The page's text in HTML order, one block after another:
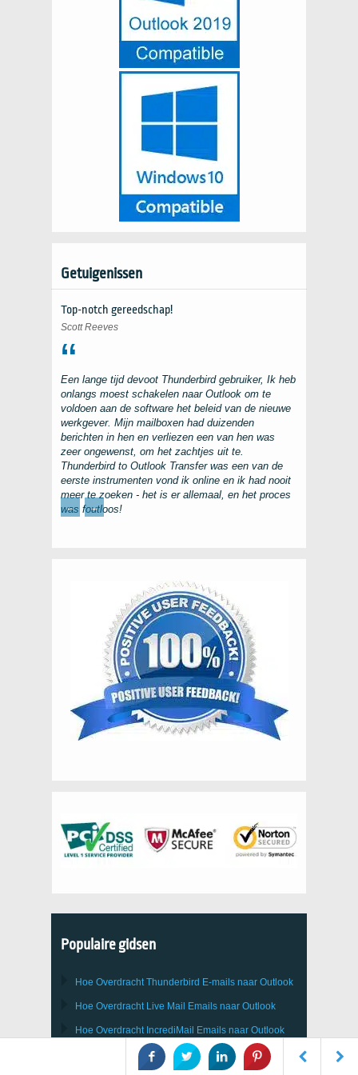
Getuigenissen
Top-notch gereedschap!
Scott Reeves
Een lange tijd devoot Thunderbirdgebruiker, Ik heb
onlangs moest schakelen naar Outlook om te
voldoen aan de software het beleid van de nieuwe
werkgever. Mijn mailboxen had duizenden
berichten in hen en verliezen een van hen was
zeer ongewenst, om het zachtjes uit te.
Thunderbird to Outlook Transferwas een van de
eerste instrumenten vond ik online en ik had nooit
meer te zoeken - het is er allemaal, en het proces
was foutloos!
← →
Populaire gidsen
Hoe OverdrachtThunderbird E-mails naar Outlook
Hoe Overdracht Live Mail Emails naar Outlook
Hoe Overdracht IncrediMail Emails naar Outlook
Hoe je e-mails Zet Van MboxnaarOutlook